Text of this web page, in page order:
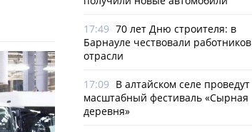
17:49 70 лет Дню строителя: в
Барнауле чествовали работников
отрасли
17:09 В алтайском селе проведут
масштабный фестиваль «Сырная
деревня»